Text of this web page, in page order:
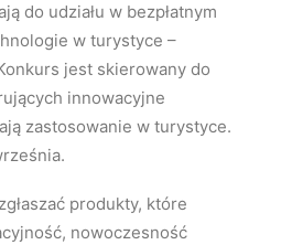
do udziału w bezpłatnym
w turystyce –
jest skierowany do
innowacyjne
zastosowanie w turystyce.
produkty, które
nowoczesność